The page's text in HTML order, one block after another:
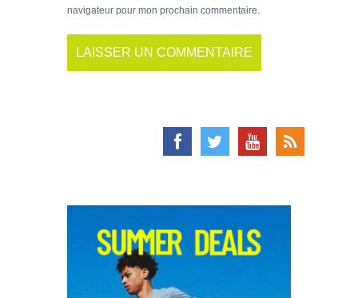
navigateur pour mon prochain commentaire.